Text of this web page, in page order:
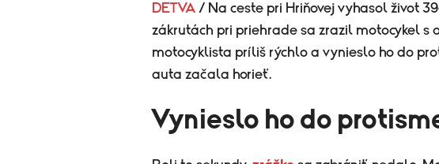
DETVA / Na ceste pri Hriňovej vyhasol život
zákrutách pri priehrade sa zrazil motocykel s
motocyklista príliš rýchlo a vynieslo ho do
auta začala horieť.
Vynieslo ho do